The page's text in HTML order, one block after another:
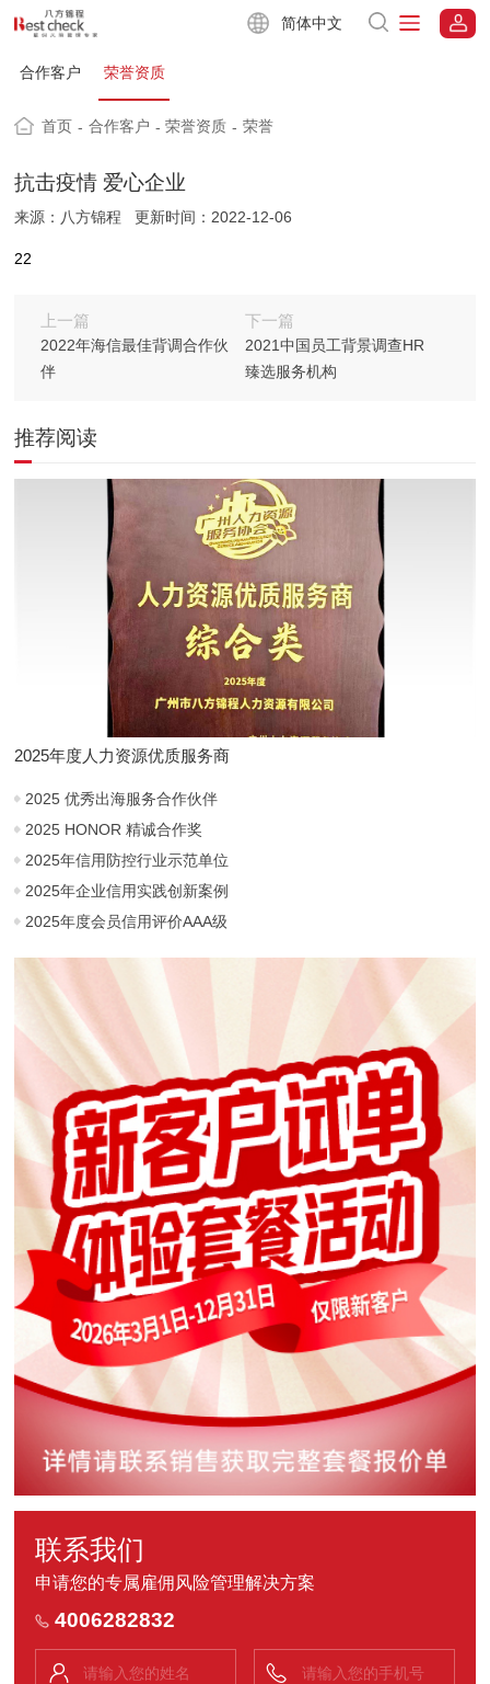
简体中文
合作客户 荣誉资质
首页 - 合作客户 - 荣誉资质 - 荣誉
抗击疫情 爱心企业
来源：八方锦程 更新时间：2022-12-06
22
上一篇
2022年海信最佳背调合作伙
伴
下一篇
2021中国员工背景调查HR
臻选服务机构
推荐阅读
2025年度人力资源优质服务商
2025 优秀出海服务合作伙伴
2025 HONOR 精诚合作奖
2025年信用防控行业示范单位
2025年企业信用实践创新案例
2025年度会员信用评价AAA级
联系我们
申请您的专属雇佣风险管理解决方案
4006282832